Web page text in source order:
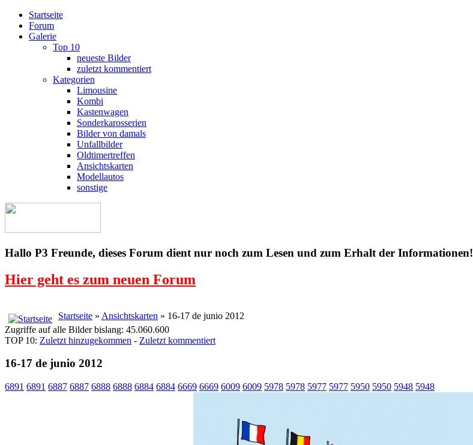
Startseite
Forum
Galerie
Top 10
neueste Bilder
zuletzt kommentiert
Kategorien
Limousine
Kombi
Kastenwagen
Sonderkarosserien
Bilder von damals
Unfallbilder
Oldtimertreffen
Ansichtskarten
Modellautos
sonstige
Hallo P3 Freunde, dieses Forum dient nur noch zum Lesen und zum Erhalt der Informationen!
Hier geht es zum neuen Forum
Startseite » Ansichtskarten » 16-17 de junio 2012
Zugriffe auf alle Bilder bislang: 45.060.600
TOP 10: Zuletzt hinzugekommen - Zuletzt kommentiert
16-17 de junio 2012
6891 6891 6887 6887 6888 6888 6884 6884 6669 6669 6009 6009 5978 5978 5977 5977 5950 5950 5948 5948